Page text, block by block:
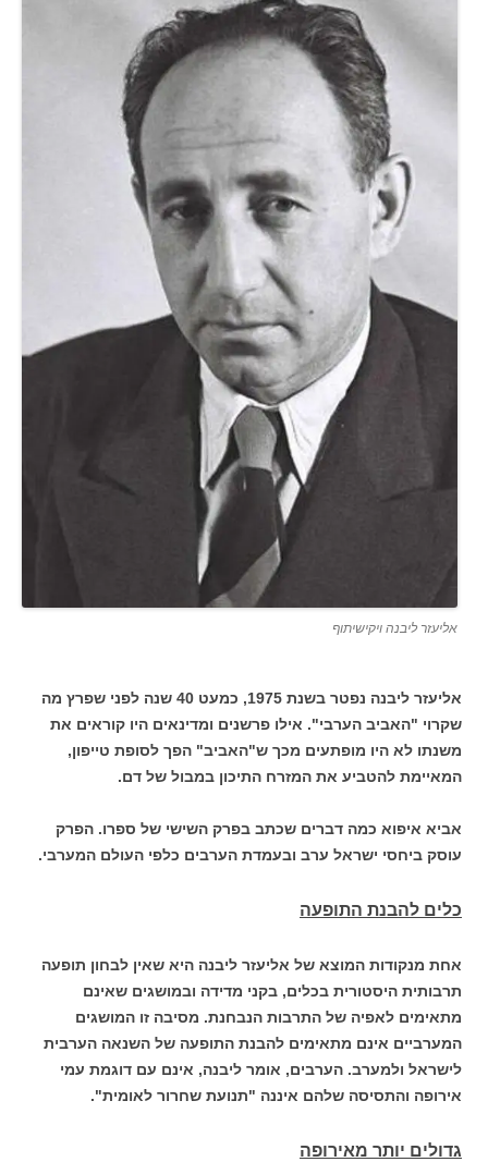
אליעזר ליבנה ויקישיתוף
אליעזר ליבנה נפטר בשנת 1975, כמעט 40 שנה לפני שפרץ מה
שקרוי "האביב הערבי". אילו פרשנים ומדינאים היו קוראים את
משנתו לא היו מופתעים מכך ש"האביב" הפך לסופת טייפון,
המאיימת להטביע את המזרח התיכון במבול של דם.
אביא איפוא כמה דברים שכתב בפרק השישי של ספרו. הפרק
עוסק ביחסי ישראל ערב ובעמדת הערבים כלפי העולם המערבי.
כלים להבנת התופעה
אחת מנקודות המוצא של אליעזר ליבנה היא שאין לבחון תופעה
תרבותית היסטורית בכלים, בקני מדידה ובמושגים שאינם
מתאימים לאפיה של התרבות הנבחנת. מסיבה זו המושגים
המערביים אינם מתאימים להבנת התופעה של השנאה הערבית
לישראל ולמערב. הערבים, אומר ליבנה, אינם עם דוגמת עמי
אירופה והתסיסה שלהם איננה "תנועת שחרור לאומית".
גדולים יותר מאירופה